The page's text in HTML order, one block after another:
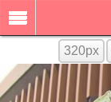
320px